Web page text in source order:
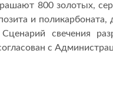
800 золотых,
и поликарбоната,
свечения
с